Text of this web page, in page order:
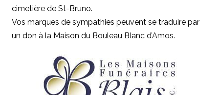
cimetière de St-Bruno.
Vos marques de sympathies peuvent se traduire par
un don à la Maison du Bouleau Blanc d’Amos.